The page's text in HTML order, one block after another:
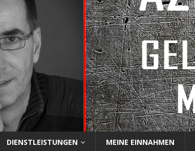
DIENSTLEISTUNGEN MEINE EINNAHMEN